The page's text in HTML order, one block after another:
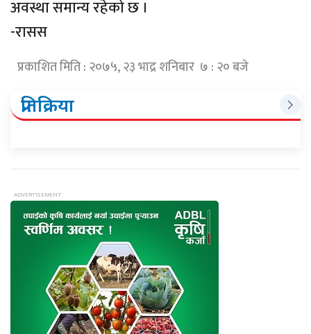
अवस्था समान्य रहेको छ ।
-रासस
प्रकाशित मिति : २०७५, २३ भाद्र शनिबार ७ : २० बजे
प्रतिक्रिया